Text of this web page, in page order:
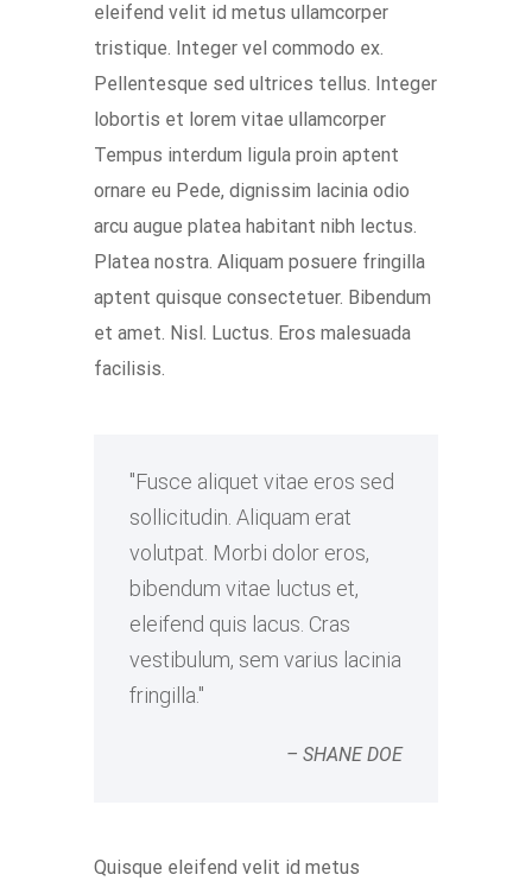
eleifend velit id metus ullamcorper
tristique. Integer vel commodo ex.
Pellentesque sed ultrices tellus. Integer
lobortis et lorem vitae ullamcorper
Tempus interdum ligula proin aptent
ornare eu Pede, dignissim lacinia odio
arcu augue platea habitant nibh lectus.
Platea nostra. Aliquam posuere fringilla
aptent quisque consectetuer. Bibendum
et amet. Nisl. Luctus. Eros malesuada
facilisis.
Fusce aliquet vitae eros sed
sollicitudin. Aliquam erat
volutpat. Morbi dolor eros,
bibendum vitae luctus et,
eleifend quis lacus. Cras
vestibulum, sem varius lacinia
fringilla.
– SHANE DOE
Quisque eleifend velit id metus